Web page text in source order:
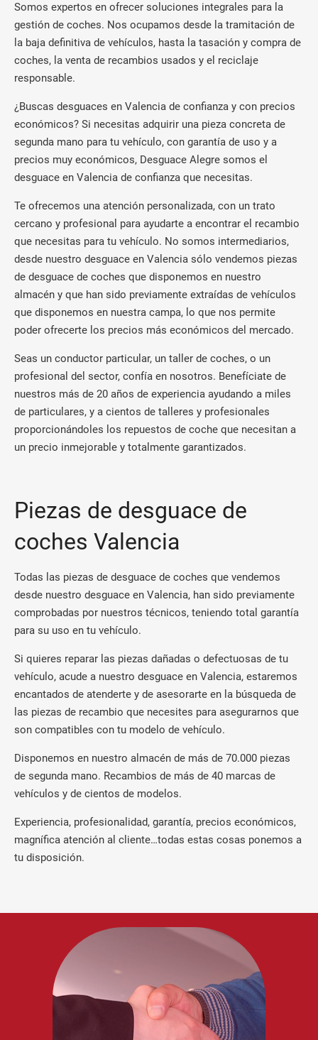
Somos expertos en ofrecer soluciones integrales para la
gestión de coches. Nos ocupamos desde la tramitación de
la baja definitiva de vehículos, hasta la tasación y compra de
coches, la venta de recambios usados y el reciclaje
responsable.
¿Buscas desguaces en Valencia de confianza y con precios
económicos? Si necesitas adquirir una pieza concreta de
segunda mano para tu vehículo, con garantía de uso y a
precios muy económicos, Desguace Alegre somos el
desguace en Valencia de confianza que necesitas.
Te ofrecemos una atención personalizada, con un trato
cercano y profesional para ayudarte a encontrar el recambio
que necesitas para tu vehículo. No somos intermediarios,
desde nuestro desguace en Valencia sólo vendemos piezas
de desguace de coches que disponemos en nuestro
almacén y que han sido previamente extraídas de vehículos
que disponemos en nuestra campa, lo que nos permite
poder ofrecerte los precios más económicos del mercado.
Seas un conductor particular, un taller de coches, o un
profesional del sector, confía en nosotros. Benefíciate de
nuestros más de 20 años de experiencia ayudando a miles
de particulares, y a cientos de talleres y profesionales
proporcionándoles los repuestos de coche que necesitan a
un precio inmejorable y totalmente garantizados.
Piezas de desguace de
coches Valencia
Todas las piezas de desguace de coches que vendemos
desde nuestro desguace en Valencia, han sido previamente
comprobadas por nuestros técnicos, teniendo total garantía
para su uso en tu vehículo.
Si quieres reparar las piezas dañadas o defectuosas de tu
vehículo, acude a nuestro desguace en Valencia, estaremos
encantados de atenderte y de asesorarte en la búsqueda de
las piezas de recambio que necesites para asegurarnos que
son compatibles con tu modelo de vehículo.
Disponemos en nuestro almacén de más de 70.000 piezas
de segunda mano. Recambios de más de 40 marcas de
vehículos y de cientos de modelos.
Experiencia, profesionalidad, garantía, precios económicos,
magnífica atención al cliente…todas estas cosas ponemos a
tu disposición.